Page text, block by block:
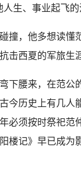
人生、事业起飞
，他多想读懂
击西夏的军旅
腰来，在范公
今历史上有几
必须按时祭祀
楼记》早已成